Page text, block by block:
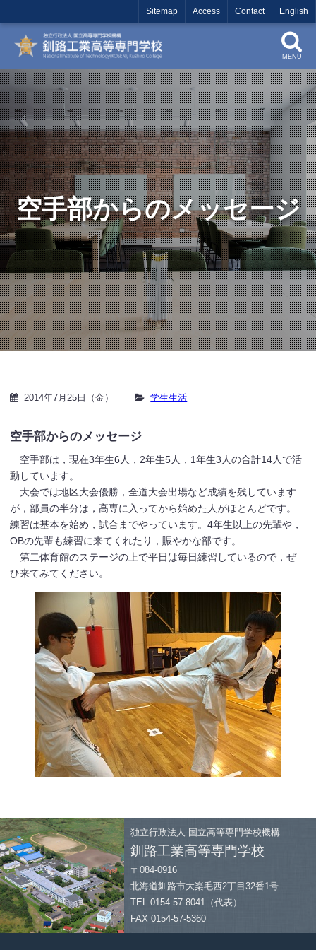
Sitemap Access Contact English
MENU
空手部からのメッセージ
2014年7月25日（金） 学生生活
空手部からのメッセージ
空手部は，現在3年生6人，2年生5人，1年生3人の合計14人で活
動しています。
大会では地区大会優勝，全道大会出場など成績を残しています
が，部員の半分は，高専に入ってから始めた人がほとんどです。
練習は基本を始め，試合までやっています。4年生以上の先輩や，
OBの先輩も練習に来てくれたり，賑やかな部です。
第二体育館のステージの上で平日は毎日練習しているので，ぜ
ひ来てみてください。
独立行政法人 国立高等専門学校機構
釧路工業高等専門学校
〒084-0916
北海道釧路市大楽毛西2丁目32番1号
TEL 0154-57-8041（代表）
FAX 0154-57-5360